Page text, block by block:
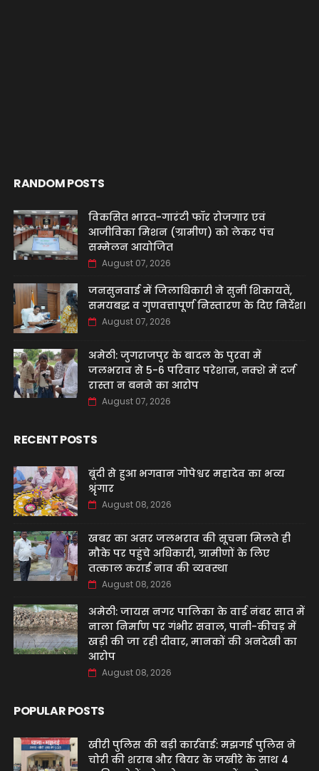
RANDOM POSTS
विकसित भारत-गारंटी फॉर रोजगार एवं
आजीविका मिशन (ग्रामीण) को लेकर पंच
सम्मेलन आयोजित
August 07, 2026
जनसुनवाई में जिलाधिकारी ने सुनीं शिकायतें,
समयबद्ध व गुणवत्तापूर्ण निस्तारण के दिए निर्देश।
August 07, 2026
अमेठी: जुगराजपुर के बादल के पुरवा में
जलभराव से 5-6 परिवार परेशान, नक्शे में दर्ज
रास्ता न बनने का आरोप
August 07, 2026
RECENT POSTS
बूंदी से हुआ भगवान गोपेश्वर महादेव का भव्य
श्रृंगार
August 08, 2026
खबर का असर जलभराव की सूचना मिलते ही
मौके पर पहुंचे अधिकारी, ग्रामीणों के लिए
तत्काल कराई नाव की व्यवस्था
August 08, 2026
अमेठी: जायस नगर पालिका के वार्ड नंबर सात में
नाला निर्माण पर गंभीर सवाल, पानी-कीचड़ में
खड़ी की जा रही दीवार, मानकों की अनदेखी का
आरोप
August 08, 2026
POPULAR POSTS
खीरी पुलिस की बड़ी कार्रवाई: मझगई पुलिस ने
चोरी की शराब और बियर के जखीरे के साथ 4